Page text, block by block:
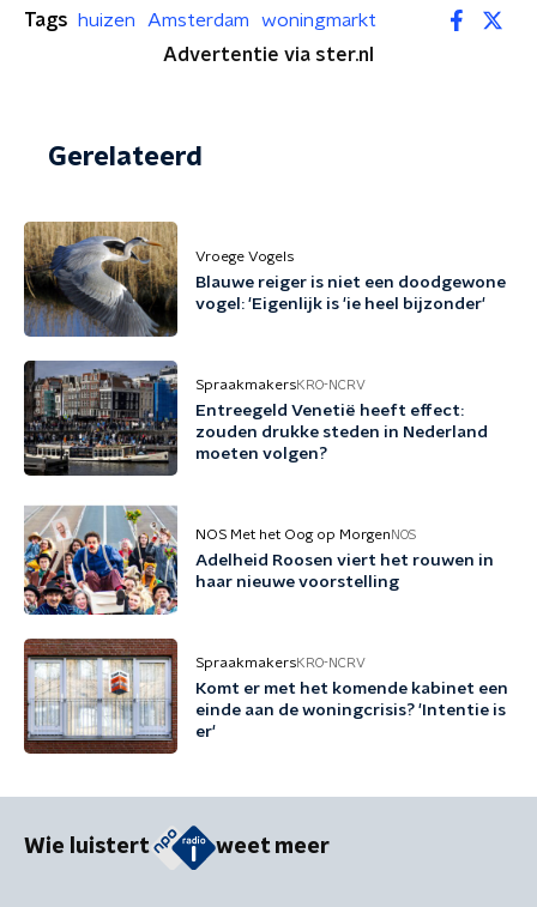
Tags huizen Amsterdam
woningmarkt
Advertentie via ster.nl
Gerelateerd
Vroege Vogels
Blauwe reiger is niet een doodgewone
vogel: 'Eigenlijk is 'ie heel bijzonder'
SpraakmakersKRO-NCRV
Entreegeld Venetië heeft effect:
zouden drukke steden in Nederland
moeten volgen?
NOS Met het Oog op Morgen NOS
Adelheid Roosen viert het rouwen in
haar nieuwe voorstelling
SpraakmakersKRO-NCRV
Komt er met het komende kabinet een
einde aan de woningcrisis? 'Intentie is
er'
Wie luistert weet meer